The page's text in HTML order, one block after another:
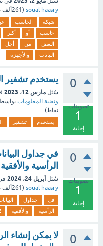
soual haasry
( 261ألف
شبكة الحاسب
حاسب
أو أكثر
البعض
من أجل
البيانات
والأجهزة
0
تصويتات
1
إجابة
يستخدم تشفير
سُئل مارس 12، 2023
وتقنية المعلومات
نقاط)
يستخدم تشفير
0
تصويتات
1
إجابة
في جداول
الرأسية والأفقية : (2
سُئل أبريل 24، 2024
soual haasry
( 261ألف
في جداول
الرأسية
والأفقية
0
لا يمكن إنشاء